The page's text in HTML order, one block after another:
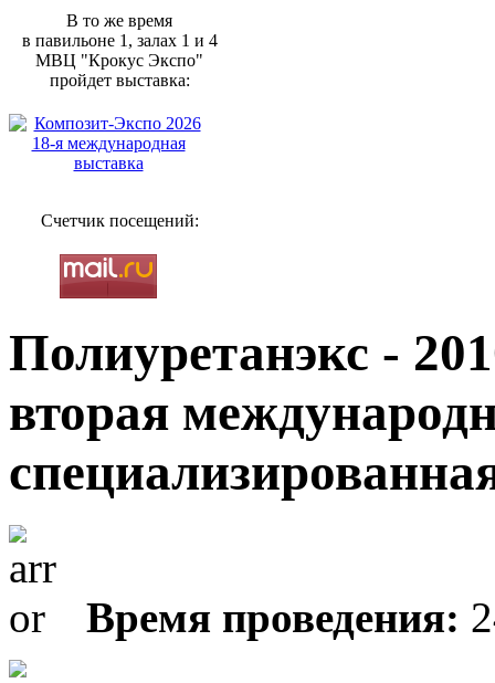
В то же время
в павильоне 1, залах 1 и 4
МВЦ "Крокус Экспо"
пройдет выставка:
Счетчик посещений:
Полиуретанэкс -
вторая
Время проведения: